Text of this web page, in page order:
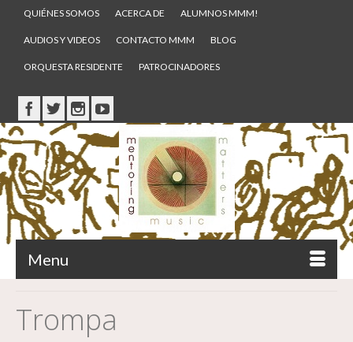
QUIÉNES SOMOS ACERCA DE ALUMNOS MMM!
AUDIOS Y VIDEOS CONTACTO MMM BLOG
ORQUESTA RESIDENTE PATROCINADORES
Menu
Trompa